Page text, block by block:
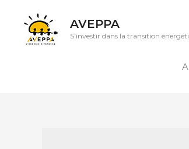
AVEPPA
S'investir dans la transition